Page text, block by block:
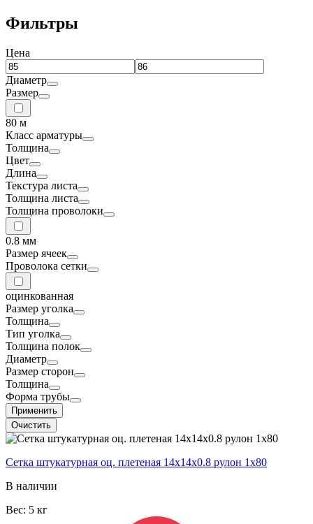
Фильтры
Цена
Диаметр
Размер
80 м
Класс арматуры
Толщина
Цвет
Длина
Текстура листа
Толщина листа
Толщина проволоки
0.8 мм
Размер ячеек
Проволока сетки
оцинкованная
Размер уголка
Толщина
Тип уголка
Толщина полок
Диаметр
Размер сторон
Толщина
Форма трубы
Применить
Очистить
Сетка штукатурная оц. плетеная 14х14х0.8 рулон 1х80
В наличии
Вес: 5 кг